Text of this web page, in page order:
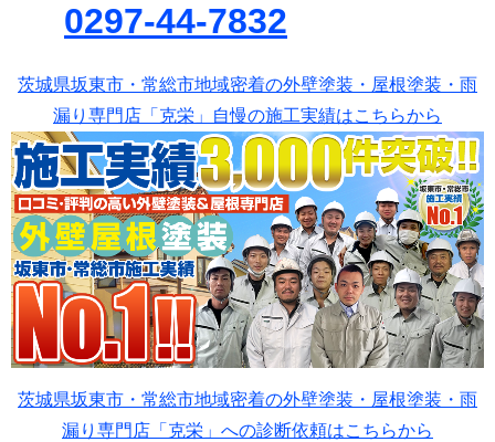
0297-44-7832
茨城県坂東市・常総市地域密着の外壁塗装・屋根塗装・雨
漏り専門店「克栄」自慢の施工実績はこちらから
茨城県坂東市・常総市地域密着の外壁塗装・屋根塗装・雨
漏り専門店「克栄」への診断依頼はこちらから